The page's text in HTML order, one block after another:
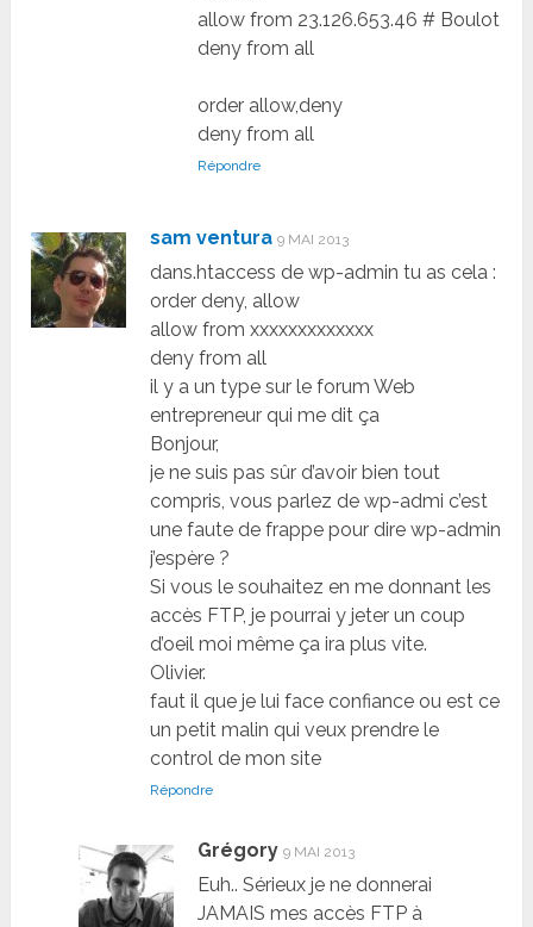
allow from 23.126.653.46 # Boulot
deny from all
order allow,deny
deny from all
Répondre
sam ventura 9 MAI 2013
dans.htaccess de wp-admin tu as cela :
order deny, allow
allow from xxxxxxxxxxxxx
deny from all
il y a un type sur le forum Web
entrepreneur qui me dit ça
Bonjour,
je ne suis pas sûr d’avoir bien tout
compris, vous parlez de wp-admi c’est
une faute de frappe pour dire wp-admin
j’espère ?
Si vous le souhaitez en me donnant les
accès FTP, je pourrai y jeter un coup
d’oeil moi même ça ira plus vite.
Olivier.
faut il que je lui face confiance ou est ce
un petit malin qui veux prendre le
control de mon site
Répondre
Grégory 9 MAI 2013
Euh.. Sérieux je ne donnerai
JAMAIS mes accès FTP à